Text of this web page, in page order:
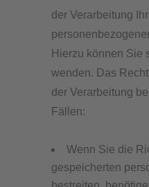
der Verarbeitung
Hierzu können Sie
wenden. Das
der Verarbeitung
Fällen:
Wenn Sie die
gespeicherten